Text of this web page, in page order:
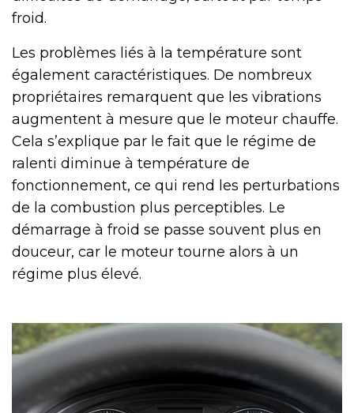
froid.
Les problèmes liés à la température sont
également caractéristiques. De nombreux
propriétaires remarquent que les vibrations
augmentent à mesure que le moteur chauffe.
Cela s’explique par le fait que le régime de
ralenti diminue à température de
fonctionnement, ce qui rend les perturbations
de la combustion plus perceptibles. Le
démarrage à froid se passe souvent plus en
douceur, car le moteur tourne alors à un
régime plus élevé.